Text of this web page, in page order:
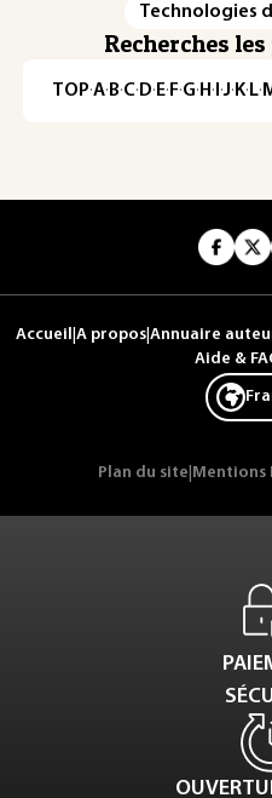
Technologies
Recherches
TOP·A·B·C· D· E· F·G· H · ·J· K· L·
Accueil A propos Annuaire
Aide &
Plan du site Mentions